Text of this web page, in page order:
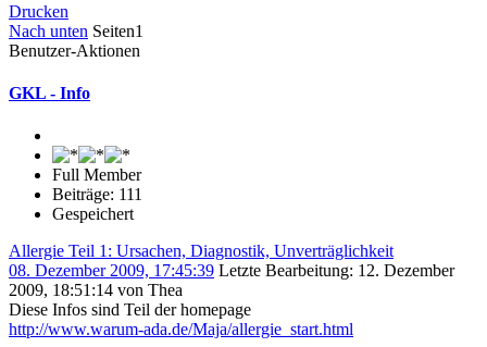
Drucken
Nach unten Seiten1
Benutzer-Aktionen
GKL - Info
Full Member
Beiträge: 111
Gespeichert
Allergie Teil 1: Ursachen, Diagnostik, Unverträglichkeit
08. Dezember 2009, 17:45:39 Letzte Bearbeitung: 12. Dezember
2009, 18:51:14 von Thea
Diese Infos sind Teil der homepage
http://www.warum-ada.de/Maja/allergie_start.html